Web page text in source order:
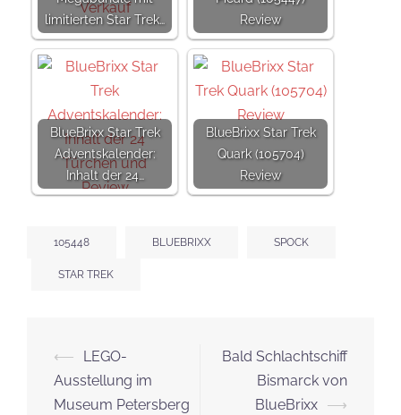
limitierten Star Trek…
Review
BlueBrixx Star Trek
Adventskalender:
Inhalt der 24…
BlueBrixx Star Trek
Quark (105704)
Review
105448 BLUEBRIXX SPOCK
STAR TREK
Beitrags-
Navigation
⟵
LEGO-
Ausstellung im
Museum Petersberg
Bald Schlachtschiff
Bismarck von
BlueBrixx ⟶